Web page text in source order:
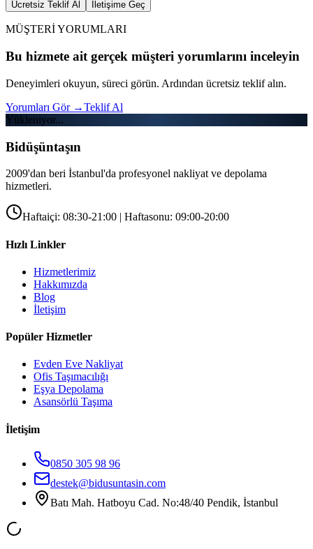
Ücretsiz Teklif Al İletişime Geç
MÜŞTERİ YORUMLARI
Bu hizmete ait gerçek müşteri yorumlarını inceleyin
Deneyimleri okuyun, süreci görün. Ardından ücretsiz teklif alın.
Yorumları Gör →Teklif Al
Yükleniyor...
Bidüşüntaşın
2009'dan beri İstanbul'da profesyonel nakliyat ve depolama
hizmetleri.
Haftaiçi: 08:30-21:00 | Haftasonu: 09:00-20:00
Hızlı Linkler
Hizmetlerimiz
Hakkımızda
Blog
İletişim
Popüler Hizmetler
Evden Eve Nakliyat
Ofis Taşımacılığı
Eşya Depolama
Asansörlü Taşıma
İletişim
0850 305 98 96
destek@bidusuntasin.com
Batı Mah. Hatboyu Cad. No:48/40 Pendik, İstanbul